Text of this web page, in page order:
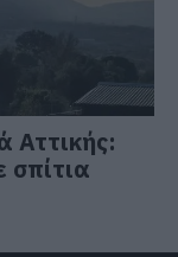
Αττικής:
σπίτια